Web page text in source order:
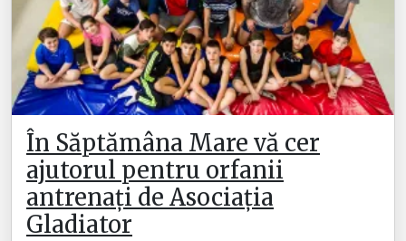
În Săptămâna Mare vă cer
ajutorul pentru orfanii
antrenați de Asociația
Gladiator